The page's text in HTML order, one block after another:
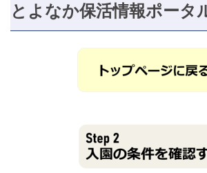
とよなか保活情報ポータ